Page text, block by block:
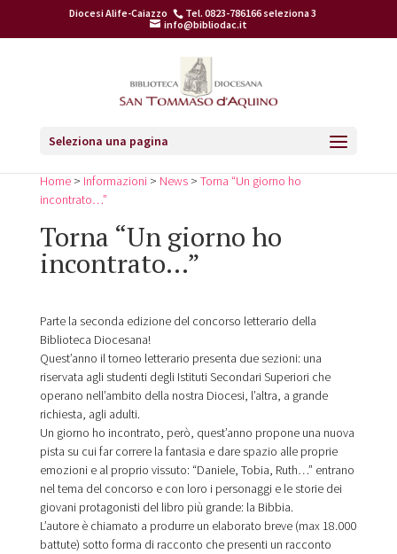
Diocesi Alife-Caiazzo
Tel. 0823-786166 seleziona 3
info@bibliodac.it
Seleziona una pagina
Home> Informazioni > News> Torna “Un giorno ho
incontrato…”
Torna “Un giorno ho
incontrato…”
Parte la seconda edizione del concorso letterario della
Biblioteca Diocesana!
Quest’anno il torneo letterario presenta due sezioni: una
riservata agli studenti degli Istituti Secondari Superiori che
operano nell’ambito della nostra Diocesi, l’altra, a grande
richiesta, agli adulti.
Un giorno ho incontrato, però, quest’anno propone una nuova
pista su cui far correre la fantasia e dare spazio alle proprie
emozioni e al proprio vissuto: “Daniele, Tobia, Ruth…” entrano
nel tema del concorso e con loro i personaggi e le storie dei
giovani protagonisti del libro più grande: la Bibbia.
L’autore è chiamato a produrre un elaborato breve (max 18.000
battute) sotto forma di racconto che presenti un racconto